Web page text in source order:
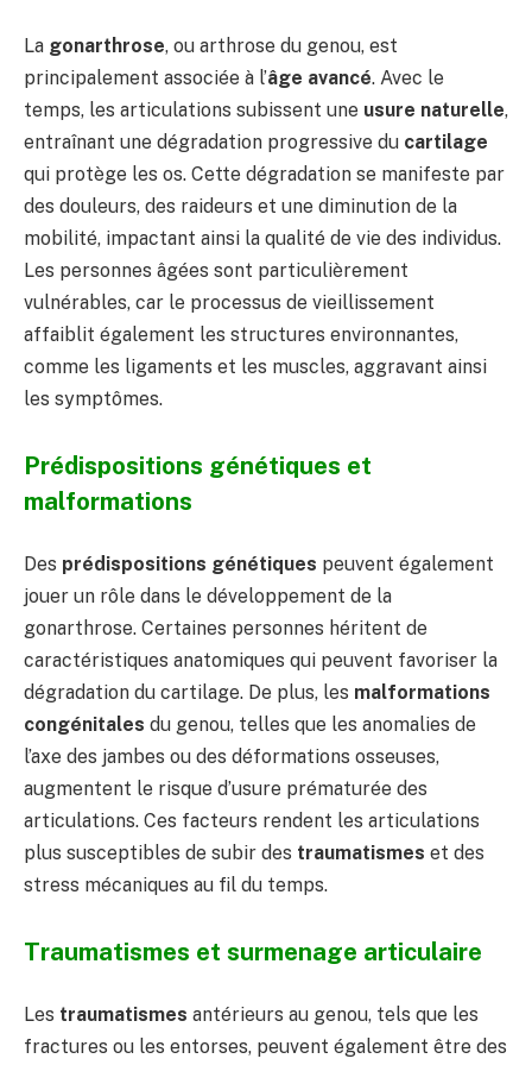
La gonarthrose, ou arthrose du genou, est
principalement associée à l’âge avancé. Avec le
temps, les articulations subissent une usure naturelle,
entraînant une dégradation progressive du cartilage
qui protège les os. Cette dégradation se manifeste par
des douleurs, des raideurs et une diminution de la
mobilité, impactant ainsi la qualité de vie des individus.
Les personnes âgées sont particulièrement
vulnérables, car le processus de vieillissement
affaiblit également les structures environnantes,
comme les ligaments et les muscles, aggravant ainsi
les symptômes.
Prédispositions génétiques et
malformations
Des prédispositions génétiques peuvent également
jouer un rôle dans le développement de la
gonarthrose. Certaines personnes héritent de
caractéristiques anatomiques qui peuvent favoriser la
dégradation du cartilage. De plus, les malformations
congénitales du genou, telles que les anomalies de
l’axe des jambes ou des déformations osseuses,
augmentent le risque d’usure prématurée des
articulations. Ces facteurs rendent les articulations
plus susceptibles de subir des traumatismes et des
stress mécaniques au fil du temps.
Traumatismes et surmenage articulaire
Les traumatismes antérieurs au genou, tels que les
fractures ou les entorses, peuvent également être des